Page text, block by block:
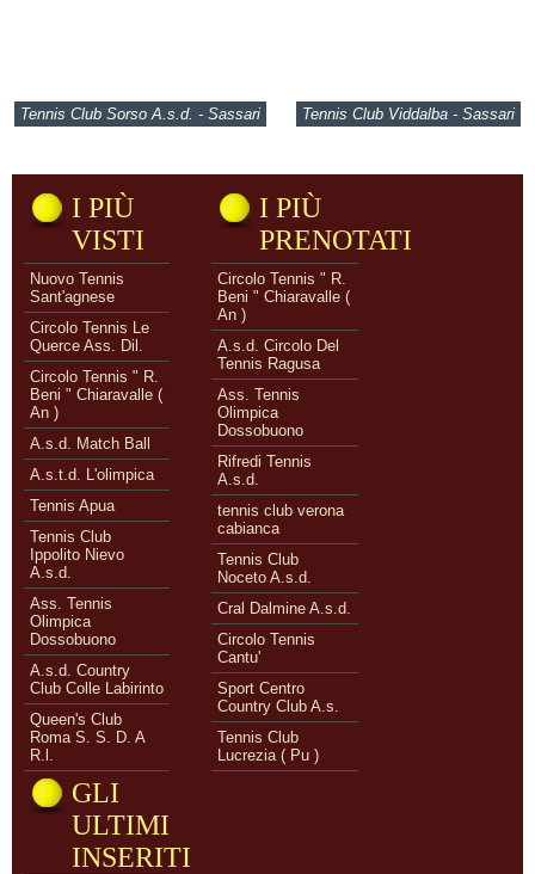
Tennis Club Sorso A.s.d. - Sassari Tennis Club Viddalba - Sassari
I PIÙ
VISTI
Nuovo Tennis
Sant'agnese
Circolo Tennis Le
Querce Ass. Dil.
Circolo Tennis " R.
Beni " Chiaravalle (
An )
A.s.d. Match Ball
A.s.t.d. L'olimpica
Tennis Apua
Tennis Club
Ippolito Nievo
A.s.d.
Ass. Tennis
Olimpica
Dossobuono
A.s.d. Country
Club Colle Labirinto
Queen's Club
Roma S. S. D. A
R.l.
I PIÙ
PRENOTATI
Circolo Tennis " R.
Beni " Chiaravalle (
An )
A.s.d. Circolo Del
Tennis Ragusa
Ass. Tennis
Olimpica
Dossobuono
Rifredi Tennis
A.s.d.
tennis club verona
cabianca
Tennis Club
Noceto A.s.d.
Cral Dalmine A.s.d.
Circolo Tennis
Cantu'
Sport Centro
Country Club A.s.
Tennis Club
Lucrezia ( Pu )
GLI
ULTIMI
INSERITI